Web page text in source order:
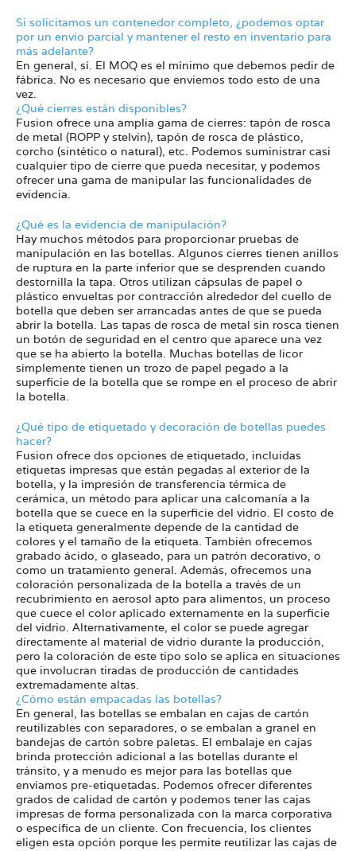
Si solicitamos un contenedor completo, ¿podemos optar
por un envío parcial y mantener el resto en inventario para
más adelante?
En general, sí. El MOQ es el mínimo que debemos pedir de
fábrica. No es necesario que enviemos todo esto de una
vez.
¿Qué cierres están disponibles?
Fusion ofrece una amplia gama de cierres: tapón de rosca
de metal (ROPP y stelvin), tapón de rosca de plástico,
corcho (sintético o natural), etc. Podemos suministrar casi
cualquier tipo de cierre que pueda necesitar, y podemos
ofrecer una gama de manipular las funcionalidades de
evidencia.
¿Qué es la evidencia de manipulación?
Hay muchos métodos para proporcionar pruebas de
manipulación en las botellas. Algunos cierres tienen anillos
de ruptura en la parte inferior que se desprenden cuando
destornilla la tapa. Otros utilizan cápsulas de papel o
plástico envueltas por contracción alrededor del cuello de
botella que deben ser arrancadas antes de que se pueda
abrir la botella. Las tapas de rosca de metal sin rosca tienen
un botón de seguridad en el centro que aparece una vez
que se ha abierto la botella. Muchas botellas de licor
simplemente tienen un trozo de papel pegado a la
superficie de la botella que se rompe en el proceso de abrir
la botella.
¿Qué tipo de etiquetado y decoración de botellas puedes
hacer?
Fusion ofrece dos opciones de etiquetado, incluidas
etiquetas impresas que están pegadas al exterior de la
botella, y la impresión de transferencia térmica de
cerámica, un método para aplicar una calcomanía a la
botella que se cuece en la superficie del vidrio. El costo de
la etiqueta generalmente depende de la cantidad de
colores y el tamaño de la etiqueta. También ofrecemos
grabado ácido, o glaseado, para un patrón decorativo, o
como un tratamiento general. Además, ofrecemos una
coloración personalizada de la botella a través de un
recubrimiento en aerosol apto para alimentos, un proceso
que cuece el color aplicado externamente en la superficie
del vidrio. Alternativamente, el color se puede agregar
directamente al material de vidrio durante la producción,
pero la coloración de este tipo solo se aplica en situaciones
que involucran tiradas de producción de cantidades
extremadamente altas.
¿Cómo están empacadas las botellas?
En general, las botellas se embalan en cajas de cartón
reutilizables con separadores, o se embalan a granel en
bandejas de cartón sobre paletas. El embalaje en cajas
brinda protección adicional a las botellas durante el
tránsito, y a menudo es mejor para las botellas que
enviamos pre-etiquetadas. Podemos ofrecer diferentes
grados de calidad de cartón y podemos tener las cajas
impresas de forma personalizada con la marca corporativa
o específica de un cliente. Con frecuencia, los clientes
eligen esta opción porque les permite reutilizar las cajas de